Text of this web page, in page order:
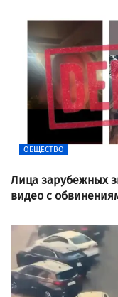
ОБЩЕСТВО
Лица зарубежных
видео с